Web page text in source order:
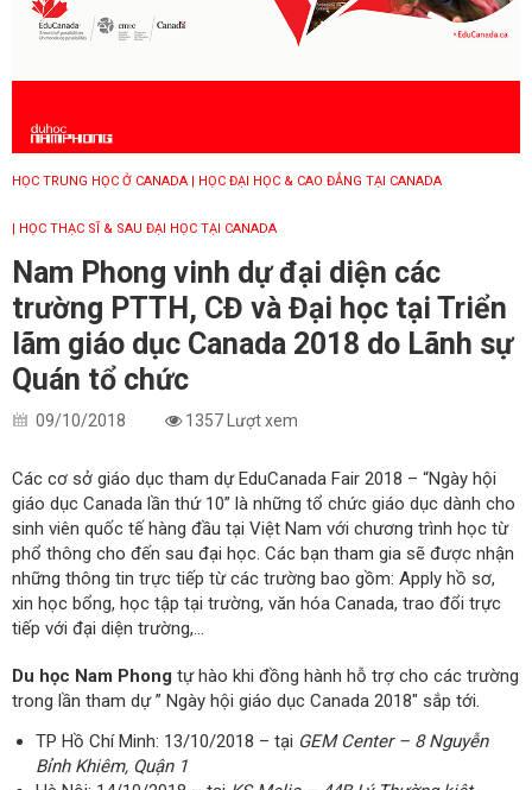
HỌC TRUNG HỌC Ở CANADA | HỌC ĐẠI HỌC & CAO ĐẲNG TẠI CANADA
| HỌC THẠC SĨ & SAU ĐẠI HỌC TẠI CANADA
Nam Phong vinh dự đại diện các
trường PTTH, CĐ và Đại học tại Triển
lãm giáo dục Canada 2018 do Lãnh sự
Quán tổ chức
09/10/2018 1357 Lượt xem
Các cơ sở giáo dục tham dự EduCanada Fair 2018 – “Ngày hội
giáo dục Canada lần thứ 10” là những tổ chức giáo dục dành cho
sinh viên quốc tế hàng đầu tại Việt Nam với chương trình học từ
phổ thông cho đến sau đại học. Các bạn tham gia sẽ được nhận
những thông tin trực tiếp từ các trường bao gồm: Apply hồ sơ,
xin học bổng, học tập tại trường, văn hóa Canada, trao đổi trực
tiếp với đại diện trường,…
Du học Nam Phong tự hào khi đồng hành hỗ trợ cho các trường
trong lần tham dự ” Ngày hội giáo dục Canada 2018″ sắp tới.
TP Hồ Chí Minh: 13/10/2018 – tại GEM Center – 8 Nguyễn
Bỉnh Khiêm, Quận 1